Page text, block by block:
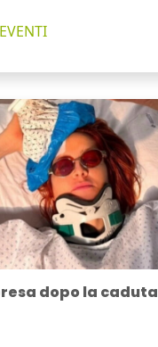
dopo la caduta